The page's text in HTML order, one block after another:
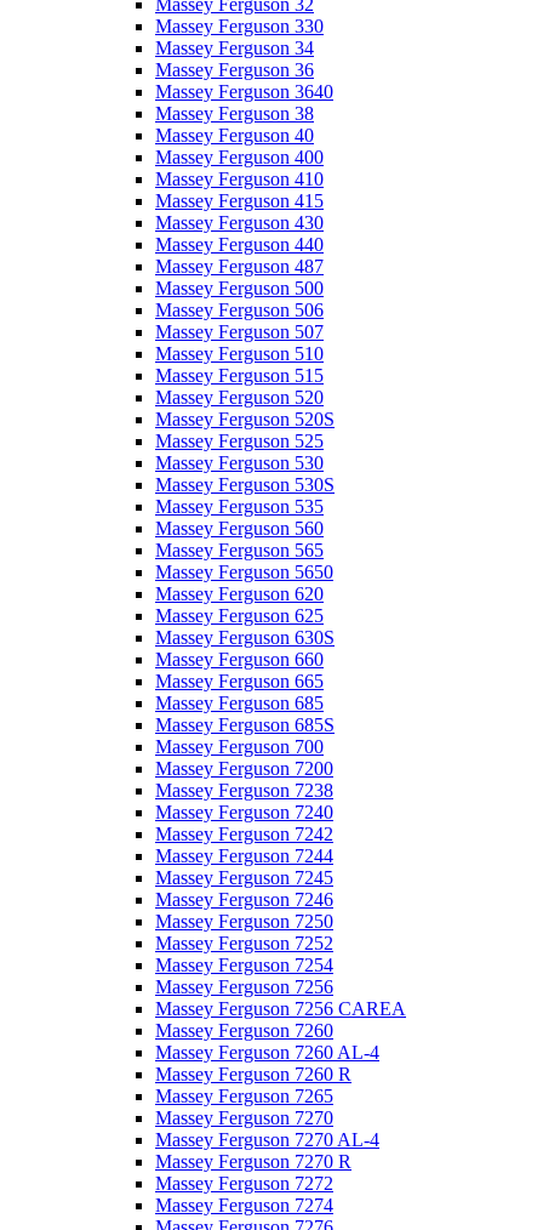
Massey Ferguson 32
Massey Ferguson 330
Massey Ferguson 34
Massey Ferguson 36
Massey Ferguson 3640
Massey Ferguson 38
Massey Ferguson 40
Massey Ferguson 400
Massey Ferguson 410
Massey Ferguson 415
Massey Ferguson 430
Massey Ferguson 440
Massey Ferguson 487
Massey Ferguson 500
Massey Ferguson 506
Massey Ferguson 507
Massey Ferguson 510
Massey Ferguson 515
Massey Ferguson 520
Massey Ferguson 520S
Massey Ferguson 525
Massey Ferguson 530
Massey Ferguson 530S
Massey Ferguson 535
Massey Ferguson 560
Massey Ferguson 565
Massey Ferguson 5650
Massey Ferguson 620
Massey Ferguson 625
Massey Ferguson 630S
Massey Ferguson 660
Massey Ferguson 665
Massey Ferguson 685
Massey Ferguson 685S
Massey Ferguson 700
Massey Ferguson 7200
Massey Ferguson 7238
Massey Ferguson 7240
Massey Ferguson 7242
Massey Ferguson 7244
Massey Ferguson 7245
Massey Ferguson 7246
Massey Ferguson 7250
Massey Ferguson 7252
Massey Ferguson 7254
Massey Ferguson 7256
Massey Ferguson 7256 CAREA
Massey Ferguson 7260
Massey Ferguson 7260 AL-4
Massey Ferguson 7260 R
Massey Ferguson 7265
Massey Ferguson 7270
Massey Ferguson 7270 AL-4
Massey Ferguson 7270 R
Massey Ferguson 7272
Massey Ferguson 7274